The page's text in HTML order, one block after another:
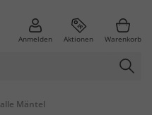
Anmelden Aktionen Warenkorb
alle Mäntel